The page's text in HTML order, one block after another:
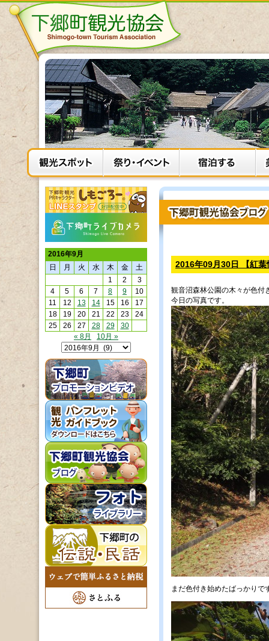
2016年09月30日 【紅
観音沼森林公園の木々が色付
今日の写真です。
まだ色付き始めたばっかりで
2016年9月
日
月 火 水 木 金
土
1
2
3
4
5 6 7 8 9
10
11
12 13 14 15 16
17
18
19 20 21 22 23
24
25
26 27 28 29
30
« 8月
10月 »